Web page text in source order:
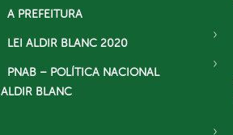
A PREFEITURA
LEI ALDIR BLANC 2020
PNAB – POLÍTICA NACIONAL
ALDIR BLANC